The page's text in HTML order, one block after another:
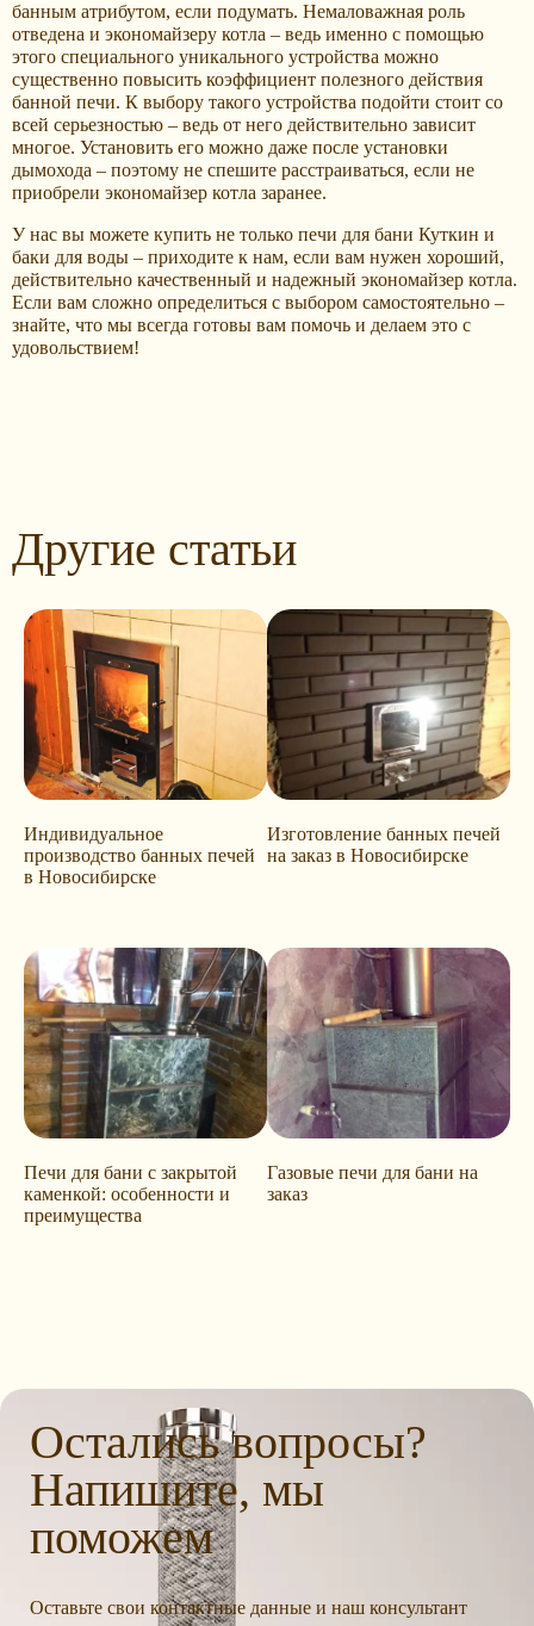
банным атрибутом, если подумать. Немаловажная роль
отведена и экономайзеру котла – ведь именно с помощью
этого специального уникального устройства можно
существенно повысить коэффициент полезного действия
банной печи. К выбору такого устройства подойти стоит со
всей серьезностью – ведь от него действительно зависит
многое. Установить его можно даже после установки
дымохода – поэтому не спешите расстраиваться, если не
приобрели экономайзер котла заранее.
У нас вы можете купить не только печи для бани Куткин и
баки для воды – приходите к нам, если вам нужен хороший,
действительно качественный и надежный экономайзер котла.
Если вам сложно определиться с выбором самостоятельно –
знайте, что мы всегда готовы вам помочь и делаем это с
удовольствием!
Другие статьи
Индивидуальное
производство банных печей
в Новосибирске
Изготовление банных печей
на заказ в Новосибирске
Печи для бани с закрытой
каменкой: особенности и
преимущества
Газовые печи для бани на
заказ
Остались вопросы?
Напишите, мы
поможем
Оставьте свои контактные данные и наш консультант